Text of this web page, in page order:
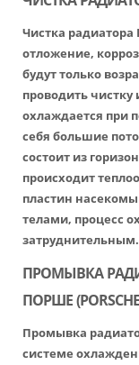
Чистка
отложение,
будут только
проводитьчистку
охлаждается при
себя большие
состоит из
происходит
пластин
телами, процесс
затруднительным.
ПРОМЫВКА
ПОРШЕ
Промывка
системе